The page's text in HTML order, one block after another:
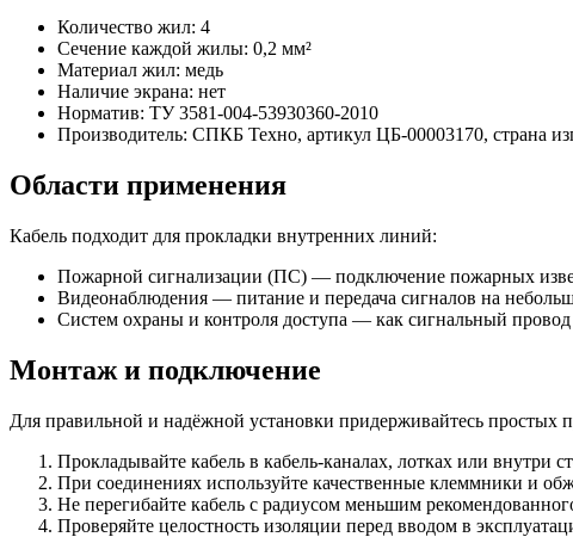
Количество жил: 4
Сечение каждой жилы: 0,2 мм²
Материал жил: медь
Наличие экрана: нет
Норматив: ТУ 3581-004-53930360-2010
Производитель: СПКБ Техно, артикул ЦБ-00003170, страна
Области применения
Кабель подходит для прокладки внутренних линий:
Пожарной сигнализации (ПС) — подключение пожарных
Видеонаблюдения — питание и передача сигналов на
Систем охраны и контроля доступа — как сигнальный
Монтаж и подключение
Для правильной и надёжной установки придерживайтесь простых
Прокладывайте кабель в кабель-каналах, лотках или внутри
При соединениях используйте качественные клеммники и
Не перегибайте кабель с радиусом меньшим
Проверяйте целостность изоляции перед вводом в